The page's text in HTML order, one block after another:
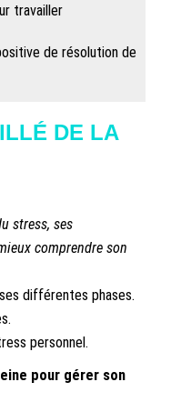
travailler
de résolution de
DE LA
stress, ses
comprendre son
différentes phases.
personnel.
pour gérer son